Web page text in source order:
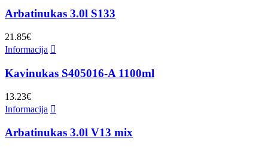
Arbatinukas 3.0l S133
21.85€
Informacija
Kavinukas S405016-A 1100ml
13.23€
Informacija
Arbatinukas 3.0l V13 mix